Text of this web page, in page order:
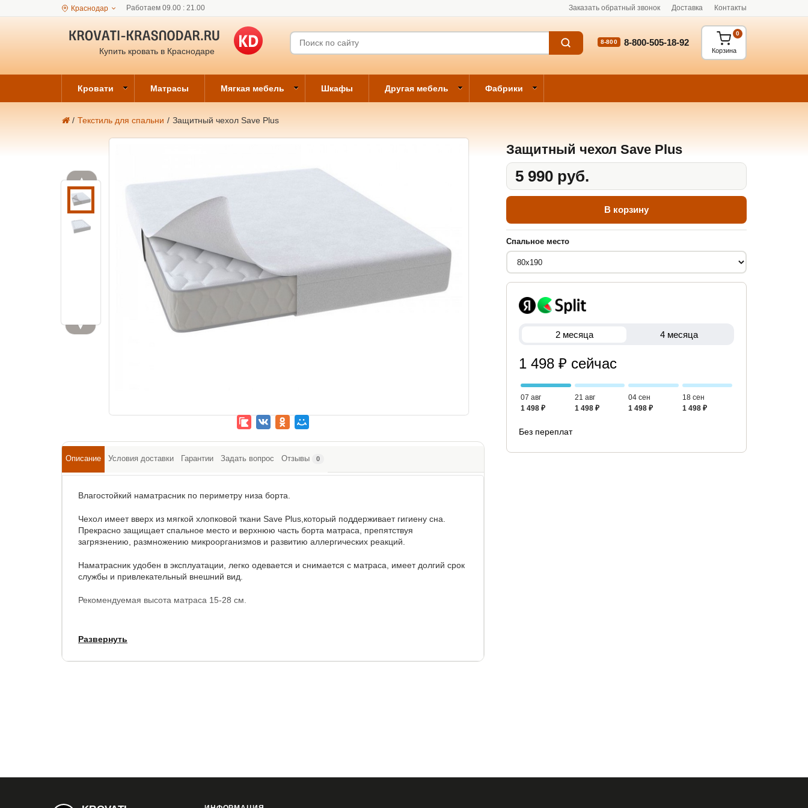
Краснодар Работаем 09.00 : 21.00 Заказать обратный звонок Доставка Контакты
Купить кровать в Краснодаре
8-800 8-800-505-18-92
Корзина
0
Кровати Матрасы Мягкая мебель Шкафы Другая мебель Фабрики
/ Текстиль для спальни / Защитный чехол Save Plus
▲
▼
Защитный чехол Save Plus
5 990 руб.
В корзину
Спальное место
2 месяца 4 месяца
1 498 ₽ сейчас
07 авг
1 498 ₽
21 авг
1 498 ₽
04 сен
1 498 ₽
18 сен
1 498 ₽
Без переплат
Описание Условия доставки Гарантии Задать вопрос Отзывы 0
Влагостойкий наматрасник по периметру низа борта.
Чехол имеет вверх из мягкой хлопковой ткани Save Plus,который поддерживает гигиену сна.
Прекрасно защищает спальное место и верхнюю часть борта матраса, препятствуя
загрязнению, размножению микроорганизмов и развитию аллергических реакций.
Наматрасник удобен в эксплуатации, легко одевается и снимается с матраса, имеет долгий срок
службы и привлекательный внешний вид.
Рекомендуемая высота матраса 15-28 см.
Развернуть